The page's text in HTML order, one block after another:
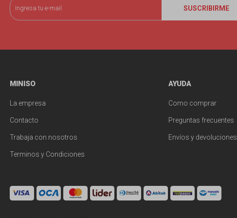
SUSCRIBIRME
MINISO
La empresa
Contacto
Trabaja con nosotros
Terminos y Condiciones
AYUDA
Como comprar
Preguntas frecuentes
Envíos y devoluciones